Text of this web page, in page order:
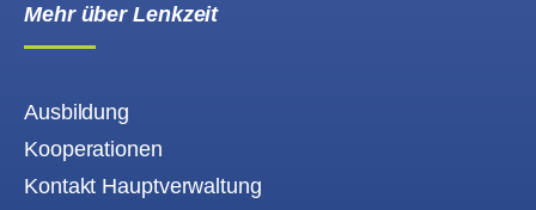
Mehr über Lenkzeit
Ausbildung
Kooperationen
Kontakt Hauptverwaltung